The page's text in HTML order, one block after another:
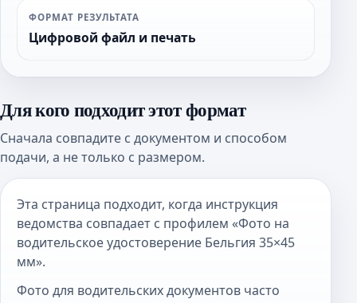
ФОРМАТ РЕЗУЛЬТАТА
Цифровой файл и печать
Для кого подходит этот формат
Сначала совпадите с документом и способом
подачи, а не только с размером.
Эта страница подходит, когда инструкция
ведомства совпадает с профилем «Фото на
водительское удостоверение Бельгия 35×45
мм».
Фото для водительских документов часто